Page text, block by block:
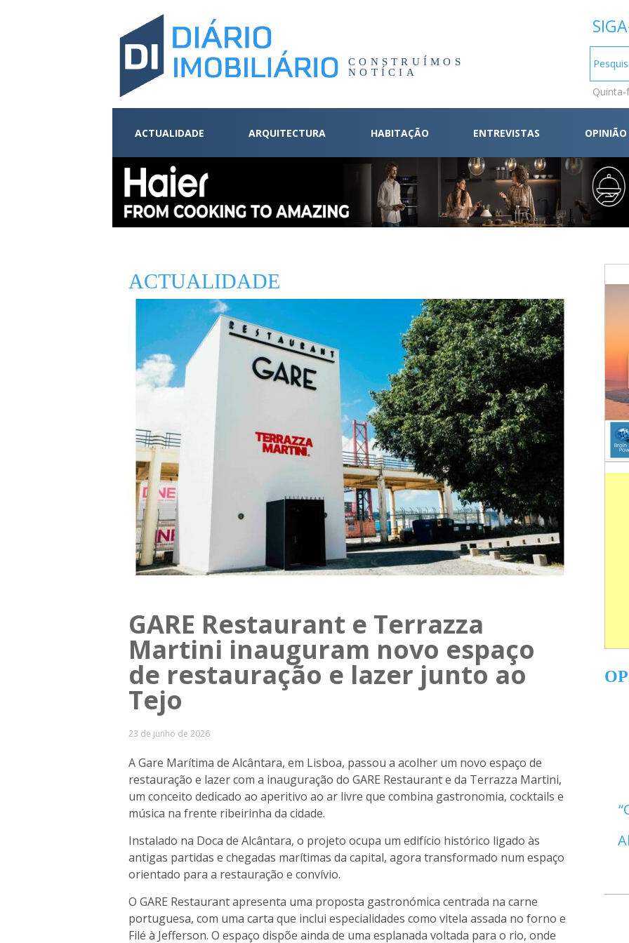
CONSTRUÍMOS
NOTÍCIA
ACTUALIDADE ARQUITECTURA HABITAÇÃO ENTREVISTAS OPINIÃO
ACTUALIDADE
GARE Restaurant e Terrazza
Martini inauguram novo espaço
de restauração e lazer junto ao
Tejo
23 de junho de 2026
A Gare Marítima de Alcântara, em Lisboa, passou a acolher um novo espaço de
restauração e lazer com a inauguração do GARE Restaurant e da Terrazza Martini,
um conceito dedicado ao aperitivo ao ar livre que combina gastronomia, cocktails e
música na frente ribeirinha da cidade.
Instalado na Doca de Alcântara, o projeto ocupa um edifício histórico ligado às
antigas partidas e chegadas marítimas da capital, agora transformado num espaço
orientado para a restauração e convívio.
O GARE Restaurant apresenta uma proposta gastronómica centrada na carne
portuguesa, com uma carta que inclui especialidades como vitela assada no forno e
Filé à Jefferson. O espaço dispõe ainda de uma esplanada voltada para o rio, onde